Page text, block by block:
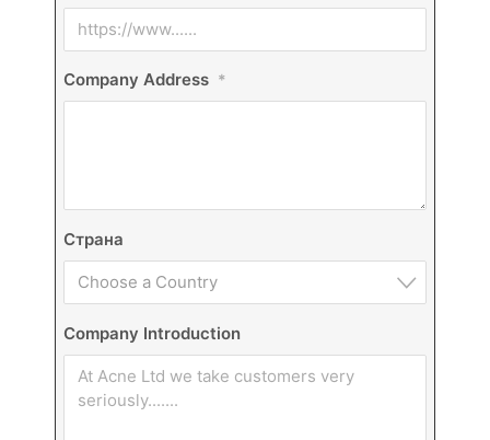
Company Address *
Страна
Choose a Country
Company Introduction